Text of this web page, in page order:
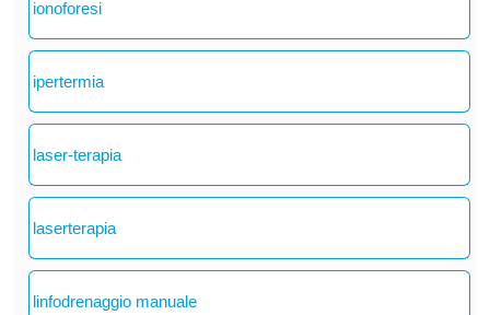
ionoforesi
ipertermia
laser-terapia
laserterapia
linfodrenaggio manuale